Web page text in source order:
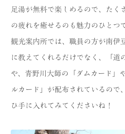
足湯が無料で楽しめるので、たく
の疲れを癒せるのも魅力のひとつ
観光案内所では、職員の方が南伊
に教えてくれるだけでなく、「道
や、青野川大師の「ダムカード」
ルカード」が配布されているので
ひ手に入れてみてくださいね！